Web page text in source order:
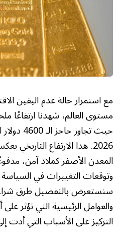
مع استمرار حالة عدم اليقين
مستوى العالم، شهدنا ارتفاعًا
حيث
2026. هذا الارتفاع التاريخي
المعدن الأصفر كملاذ آمن،
وتوقعات التغييرات في
سنستعرض بالتفصيل طرق شراء
والعوامل الرئيسية التي تؤثر
التركيز على الأسباب التي أدت